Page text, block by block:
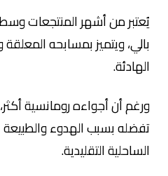
يُعتبر من أشهر المنتجعات
بالي، ويتميز بمسابحه المعلقة
الهادئة.
ورغم أن أجواءه رومانسية
تفضله بسبب الهدوء
الساحلية التقليدية.